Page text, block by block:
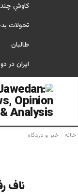
کاوشِ
تحولات
طالبان
ایران در
جستجو برای
خانه / خبر و دیدگاه
ناف